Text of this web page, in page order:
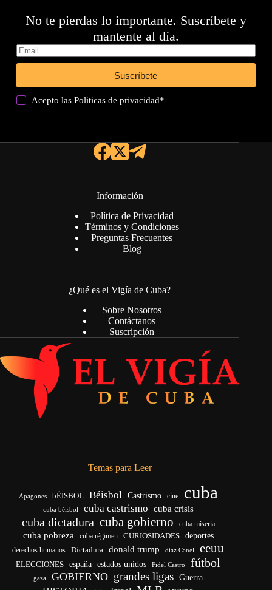
No te pierdas lo importante. Suscríbete y
mantente al día.
Suscríbete
Acepto lasPoliticas de privacidad*
Información
Política de Privacidad
Términos y Condiciones
Preguntas Frecuentes
Blog
¿Qué es el Vigía de Cuba?
Sobre Nosotros
Contáctanos
Suscripción
Temas para Leer
Apagones bÉISBOL Béisbol Castrismo cine cuba
cuba béisbol cuba castrismo cuba crisis
cuba dictadura cuba gobierno cuba miseria
cuba pobreza cuba régimen CURIOSIDADES deportes
derechos humanos Dictadura donald trump díaz Canel eeuu
ELECCIONES españa estados unidos Fidel Castro fútbol
gaza GOBIERNO grandes ligas Guerra